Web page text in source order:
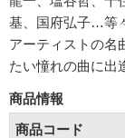
基、国府弘子…等
アーティストの名
たい憧れの曲に出
商品情報
商品コード